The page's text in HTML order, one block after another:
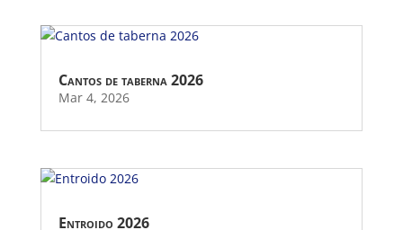
Cantos de taberna 2026
Mar 4, 2026
Entroido 2026